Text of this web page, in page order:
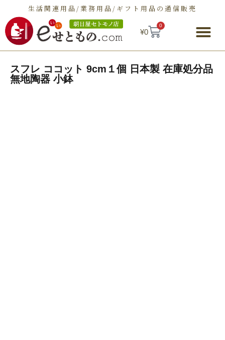
生活関連用品/業務用品/ギフト用品の通信販売
¥0
0
スフレ ココット 9cm１個 日本製 在庫処分品
無地陶器 小鉢